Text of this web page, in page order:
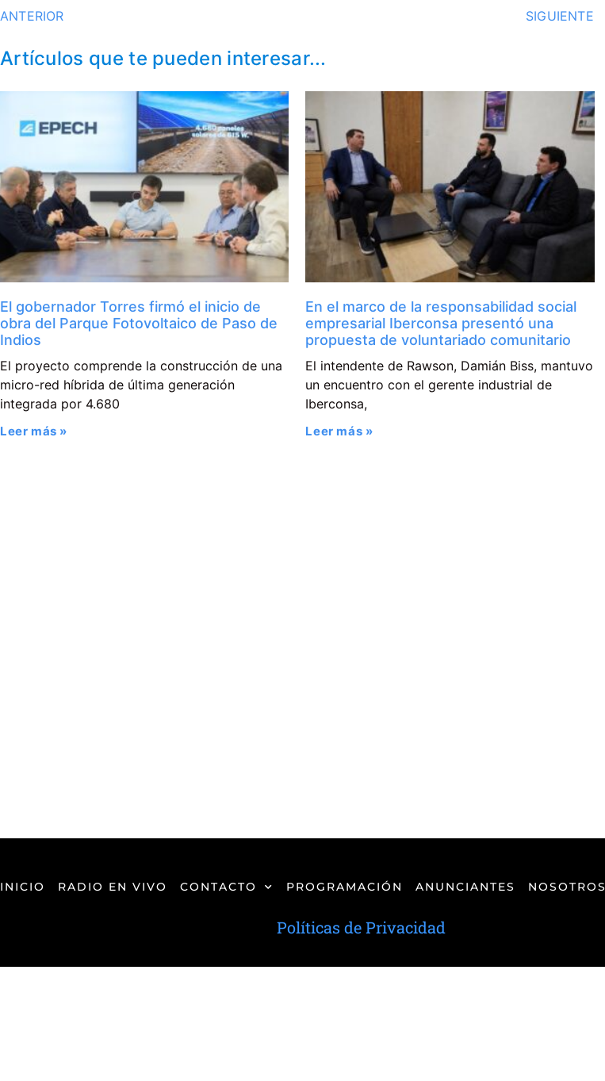
ANTERIOR SIGUIENTE
Artículos que te pueden interesar...
El gobernador Torres firmó el inicio de
obra del Parque Fotovoltaico de Paso de
Indios
El proyecto comprende la construcción de una
micro-red híbrida de última generación
integrada por 4.680
Leer más »
En el marco de la responsabilidad social
empresarial Iberconsa presentó una
propuesta de voluntariado comunitario
El intendente de Rawson, Damián Biss, mantuvo
un encuentro con el gerente industrial de
Iberconsa,
Leer más »
INICIO RADIO EN VIVO CONTACTO PROGRAMACIÓN ANUNCIANTES NOSOTROS
Políticas de Privacidad